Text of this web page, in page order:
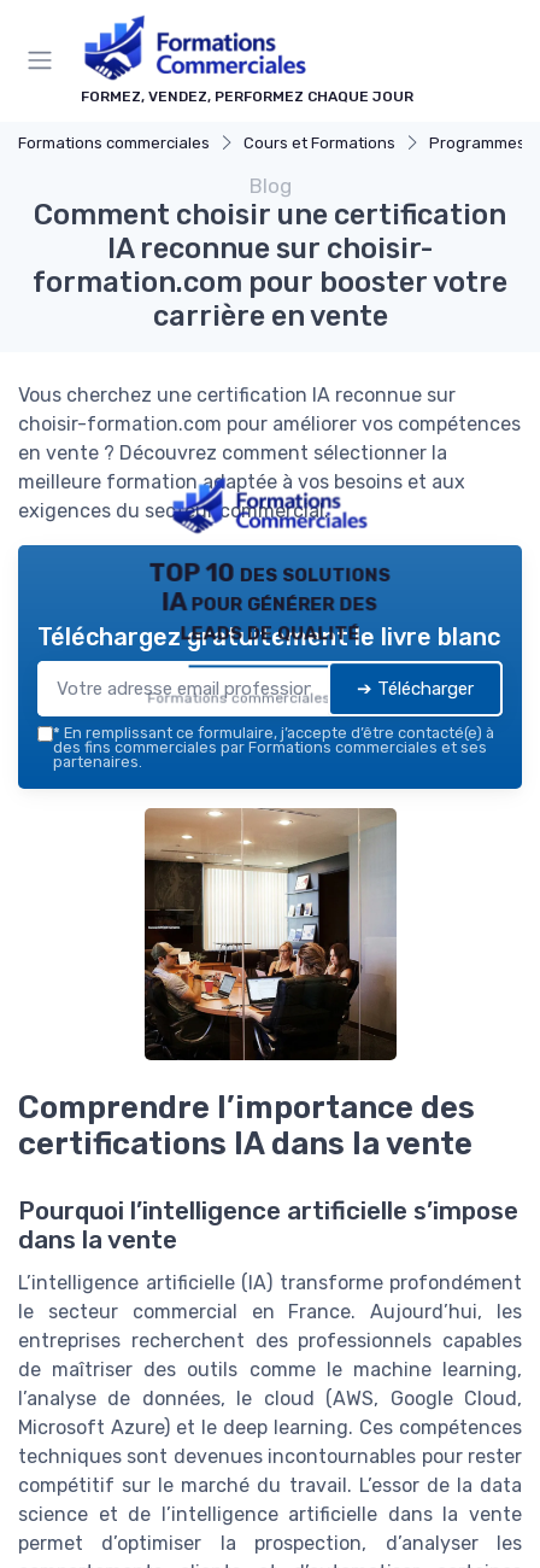
FORMEZ, VENDEZ, PERFORMEZ CHAQUE JOUR
Formations commerciales Cours et Formations Programmes
Blog
Comment choisir une certification
IA reconnue sur choisir-
formation.com pour booster votre
carrière en vente
Vous cherchez une certification IA reconnue sur
choisir-formation.com pour améliorer vos compétences
en vente ? Découvrez comment sélectionner la
meilleure formation adaptée à vos besoins et aux
exigences du secteur commercial.
TOP 10 des solutions
IA pour générer des
leads de qualité
Formations commerciales — 2026
Téléchargez gratuitement le livre blanc
➔ Télécharger
* En remplissant ce formulaire, j’accepte d’être contacté(e) à
des fins commerciales par Formations commerciales et ses
partenaires.
Comprendre l’importance des
certifications IA dans la vente
Pourquoi l’intelligence artificielle s’impose
dans la vente
L’intelligence artificielle (IA) transforme profondément
le secteur commercial en France. Aujourd’hui, les
entreprises recherchent des professionnels capables
de maîtriser des outils comme le machine learning,
l’analyse de données, le cloud (AWS, Google Cloud,
Microsoft Azure) et le deep learning. Ces compétences
techniques sont devenues incontournables pour rester
compétitif sur le marché du travail. L’essor de la data
science et de l’intelligence artificielle dans la vente
permet d’optimiser la prospection, d’analyser les
Panneau de gestion des cookies